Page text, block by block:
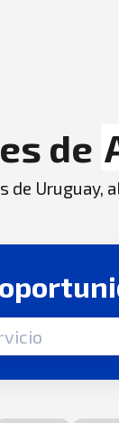
de
de Uruguay,